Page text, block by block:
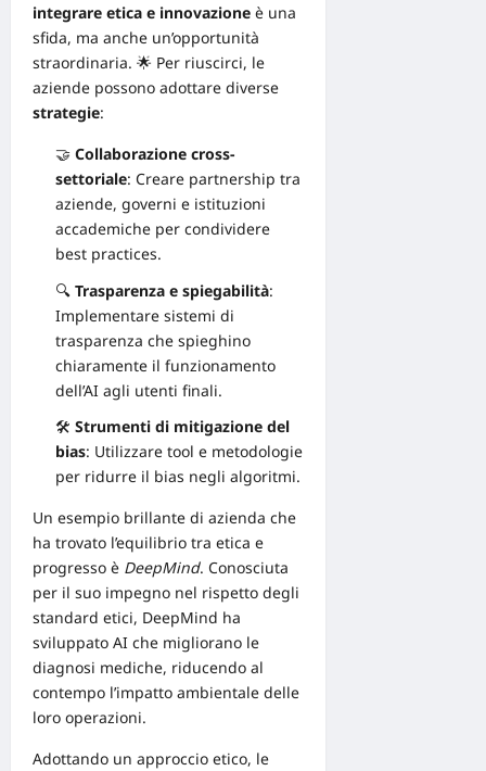
integrare etica e innovazione è una
sfida, ma anche un’opportunità
straordinaria. 🌟 Per riuscirci, le
aziende possono adottare diverse
strategie:
🤝 Collaborazione cross-
settoriale: Creare partnership tra
aziende, governi e istituzioni
accademiche per condividere
best practices.
🔍 Trasparenza e spiegabilità:
Implementare sistemi di
trasparenza che spieghino
chiaramente il funzionamento
dell’AI agli utenti finali.
🛠️ Strumenti di mitigazione del
bias: Utilizzare tool e metodologie
per ridurre il bias negli algoritmi.
Un esempio brillante di azienda che
ha trovato l’equilibrio tra etica e
progresso è DeepMind. Conosciuta
per il suo impegno nel rispetto degli
standard etici, DeepMind ha
sviluppato AI che migliorano le
diagnosi mediche, riducendo al
contempo l’impatto ambientale delle
loro operazioni.
Adottando un approccio etico, le